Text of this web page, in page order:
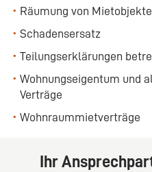
Räumung von
Schadensersatz
Teilungserklärungen
Wohnungseigentum und
Verträge
Wohnraummietverträge
Ihr